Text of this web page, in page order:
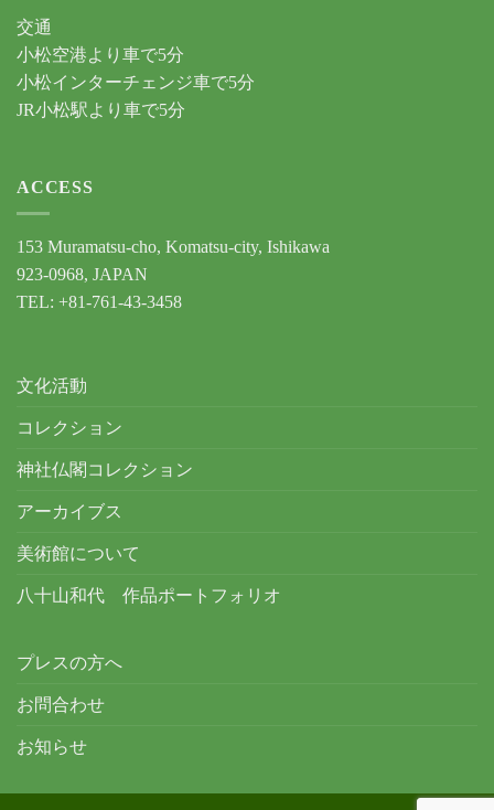
交通
小松空港より車で5分
小松インターチェンジ車で5分
JR小松駅より車で5分
ACCESS
153 Muramatsu-cho, Komatsu-city, Ishikawa
923-0968, JAPAN
TEL: +81-761-43-3458
文化活動
コレクション
神社仏閣コレクション
アーカイブス
美術館について
八十山和代 作品ポートフォリオ
プレスの方へ
お問合わせ
お知らせ